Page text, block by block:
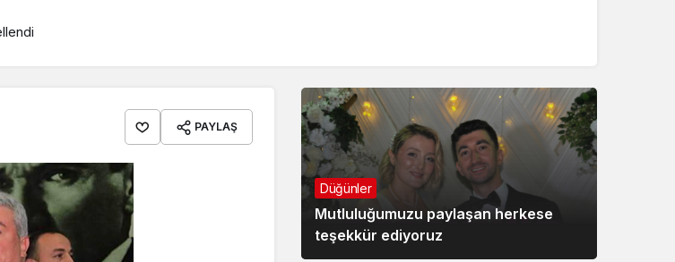
PAYLAŞ
Düğünler
Mutluluğumuzu paylaşan herkese
teşekkür ediyoruz